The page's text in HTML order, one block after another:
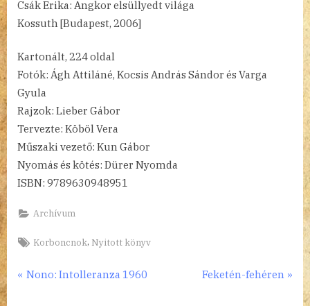
Csák Erika: Angkor elsüllyedt világa
Kossuth [Budapest, 2006]
Kartonált, 224 oldal
Fotók: Ágh Attiláné, Kocsis András Sándor és Varga
Gyula
Rajzok: Lieber Gábor
Tervezte: Köböl Vera
Műszaki vezető: Kun Gábor
Nyomás és kötés: Dürer Nyomda
ISBN: 9789630948951
Archívum
Tags:
Korboncnok, Nyitott könyv
Bejegyzés
P
Nono: Intolleranza 1960
N
Feketén-fehéren